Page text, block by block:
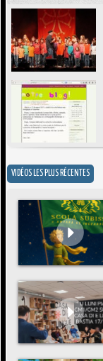
VIDÉOS LES PLUS RÉCENTES